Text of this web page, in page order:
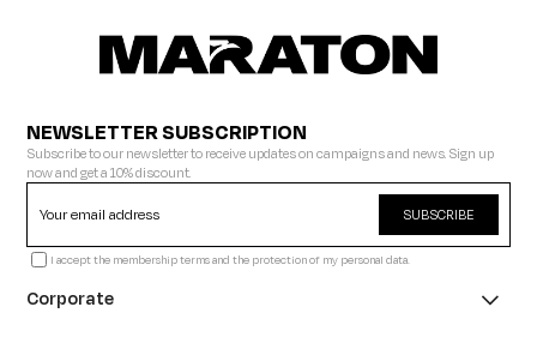
NEWSLETTER SUBSCRIPTION
Subscribe to our newsletter to receive updates on campaigns and news. Sign up
now and get a 10% discount.
SUBSCRIBE
I accept the membership terms and the protection of my personal data.
Corporate